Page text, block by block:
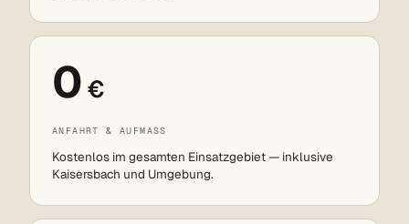
0 €
ANFAHRT & AUFMASS
Kostenlos im gesamten Einsatzgebiet — inklusive
Kaisersbach und Umgebung.